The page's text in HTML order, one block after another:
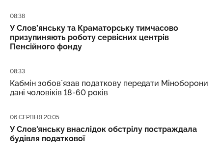
Дата публікації
08:38
У Слов’янську та Краматорську тимчасово
призупиняють роботу сервісних центрів
Пенсійного фонду
Дата публікації
08:33
Кабмін зобовʼязав податкову передати Міноборони
дані чоловіків 18-60 років
Дата публікації
06 СЕРПНЯ 20:05
У Слов'янську внаслідок обстрілу постраждала
будівля податкової